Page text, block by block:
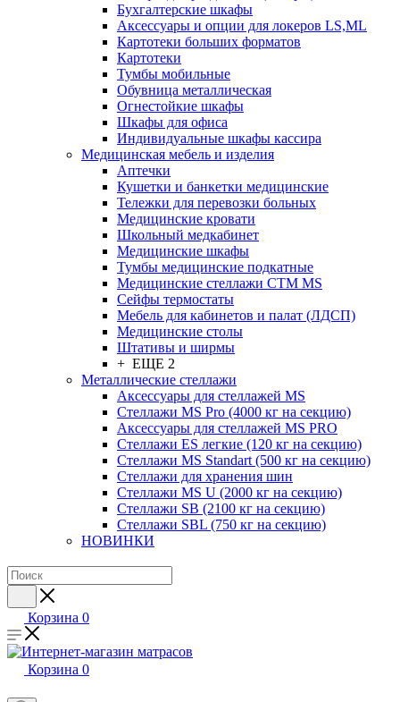
Бухгалтерские шкафы
Аксессуары и опции для локеров LS,ML
Картотеки больших форматов
Картотеки
Тумбы мобильные
Обувница металлическая
Огнестойкие шкафы
Шкафы для офиса
Индивидуальные шкафы кассира
Медицинская мебель и изделия
Аптечки
Кушетки и банкетки медицинские
Тележки для перевозки больных
Медицинские кровати
Школьный медкабинет
Медицинские шкафы
Тумбы медицинские подкатные
Медицинские стеллажи CTM MS
Сейфы термостаты
Мебель для кабинетов и палат (ЛДСП)
Медицинские столы
Штативы и ширмы
+ ЕЩЕ 2
Металлические стеллажи
Аксессуары для стеллажей MS
Стеллажи MS Pro (4000 кг на секцию)
Аксессуары для стеллажей MS PRO
Стеллажи ES легкие (120 кг на секцию)
Стеллажи MS Standart (500 кг на секцию)
Стеллажи для хранения шин
Стеллажи MS U (2000 кг на секцию)
Стеллажи SB (2100 кг на секцию)
Стеллажи SBL (750 кг на секцию)
НОВИНКИ
Корзина 0
Корзина 0